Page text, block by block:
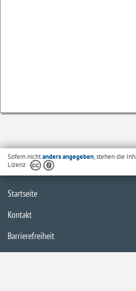
Sofern nichtanders angegeben, stehen die
Lizenz
Startseite
Kontakt
Barrierefreiheit